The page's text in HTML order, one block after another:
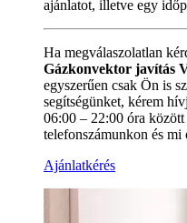
ajánlatot, illetve egy
Ha megválaszolatlan
Gázkonvektor javítás
egyszerűen csak Ön is
segítségünket, kérem
06:00 – 22:00 óra
telefonszámunkon és
Ajánlatkérés